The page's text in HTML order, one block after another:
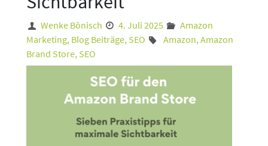
Wenke Bönisch 4. Juli 2025
Amazon
Marketing, Blog Beiträge, SEO Amazon,Amazon
Brand Store, SEO